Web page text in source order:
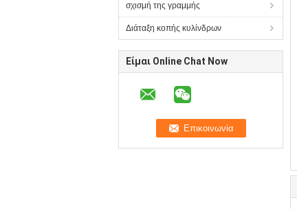
σχισμή της γραμμής
Διάταξη κοπής κυλίνδρων
Είμαι Online Chat Now